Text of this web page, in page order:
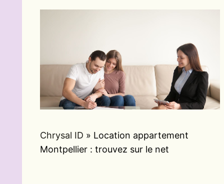
Chrysal ID » Location appartement
Montpellier : trouvez sur le net